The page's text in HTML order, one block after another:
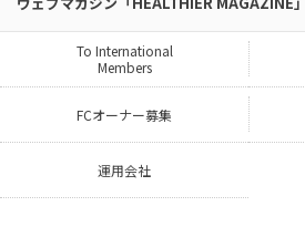
To International
Members
FCオーナー募集
運用会社